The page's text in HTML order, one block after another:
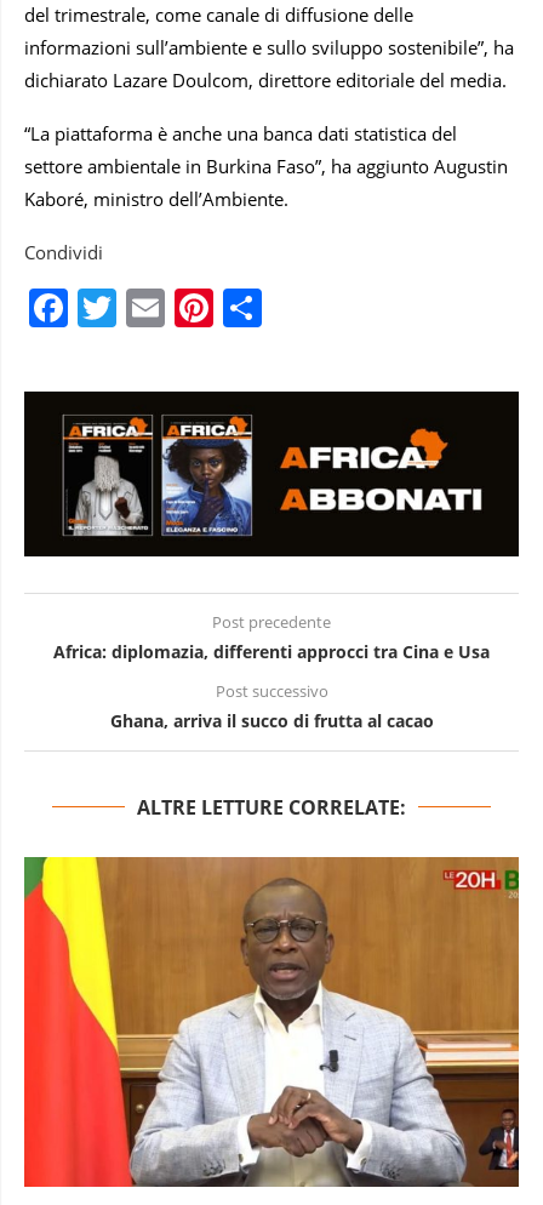
del trimestrale, come canale di diffusione delle
informazioni sull’ambiente e sullo sviluppo sostenibile”, ha
dichiarato Lazare Doulcom, direttore editoriale del media.
“La piattaforma è anche una banca dati statistica del
settore ambientale in Burkina Faso”, ha aggiunto Augustin
Kaboré, ministro dell’Ambiente.
Condividi
Facebook
Twitter
EmailPinterest
Post precedente
Africa: diplomazia, differenti approcci tra Cina e Usa
Post successivo
Ghana, arriva il succo di frutta al cacao
ALTRE LETTURE CORRELATE: